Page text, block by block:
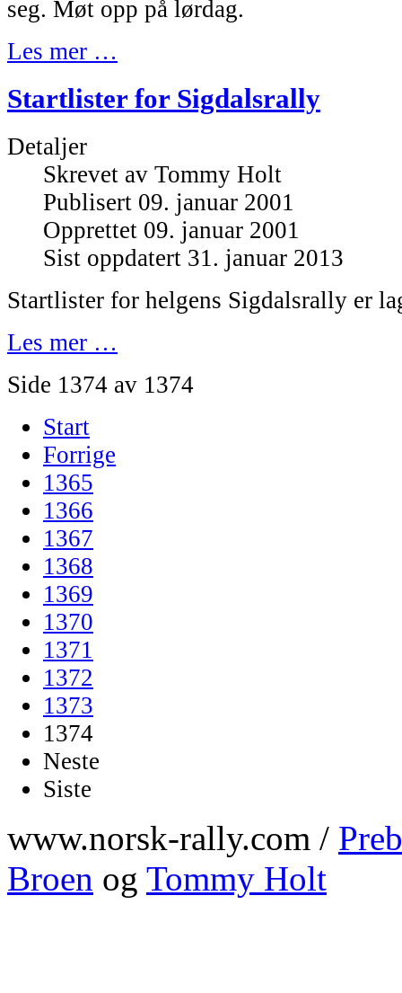
seg. Møt opp på lørdag.
Les mer …
Startlister for Sigdalsrally
Detaljer
Skrevet av Tommy Holt
Publisert 09. januar 2001
Opprettet 09. januar 2001
Sist oppdatert 31. januar 2013
Startlister for helgens Sigdalsrally er
Les mer …
Side 1374 av 1374
Start
Forrige
1365
1366
1367
1368
1369
1370
1371
1372
1373
1374
Neste
Siste
www.norsk-rally.com /
Broen og Tommy Holt